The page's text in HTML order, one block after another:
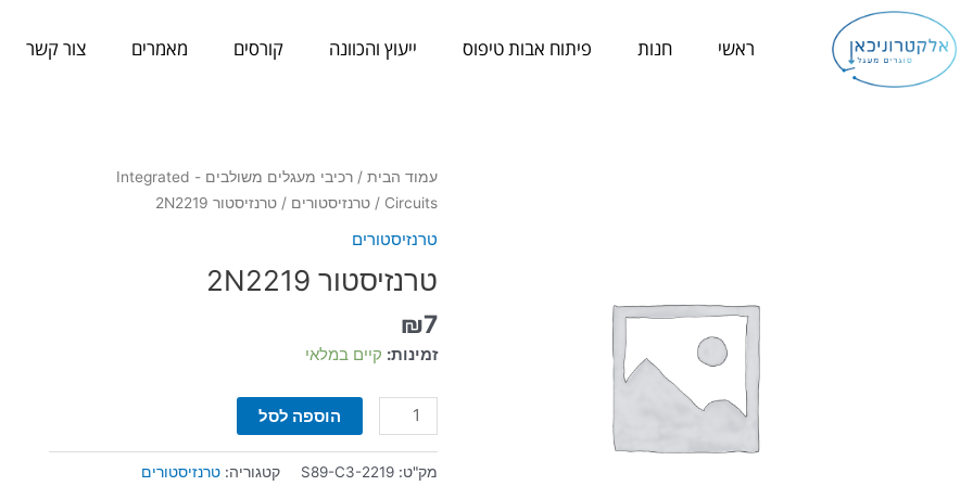
לתוכן
ראשי חנות פיתוח אבות טיפוס ייעוץ והכוונה קורסים מאמרים צור קשר
עמוד הבית/
רכיבי מעגלים משולבים - Integrated
Circuits
/ טרנזיסטורים / טרנזיסטור 2N2219
טרנזיסטורים
טרנזיסטור 2N2219
₪7
זמינות: קיים במלאי
כמות
של
הוספה לסל
מק"ט: S89-C3-2219 קטגוריה: טרנזיסטורים